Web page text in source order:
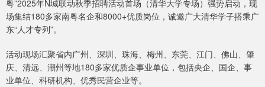
粤”2025年N城联动秋季招聘活动首场（清华大学专场）强势启动，现
场集结180多家南粤名企和8000+优质岗位，诚邀广大清华学子搭乘广
东“人才专列”。
活动现场汇聚省内广州、深圳、珠海、梅州、东莞、江门、佛山、肇
庆、清远、潮州等地180多家优质企事业单位，包括央企、国企、事
业单位、科研机构、优秀民营企业等。